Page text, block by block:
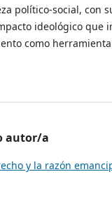
político-social, con
ideológico que
como
autor/a
y la razón